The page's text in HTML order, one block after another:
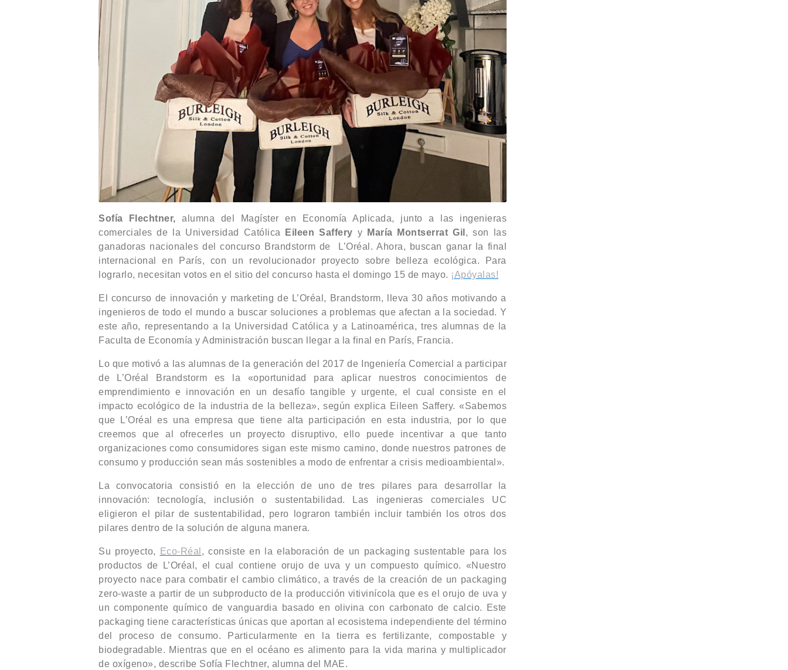
Sofía Flechtner, alumna del Magíster en Economía Aplicada, junto a las ingenieras
comerciales de la Universidad Católica
Eileen Saffery y María Montserrat Gil , son las
ganadoras nacionales del concurso Brandstorm de L’Oréal. Ahora, buscan ganar la final
internacional en París, con un revolucionador proyecto sobre belleza ecológica. Para
lograrlo, necesitan votos en el sitio del concurso hasta el domingo 15 de mayo. ¡Apóyalas!
El concurso de innovación y marketing de L’Oréal, Brandstorm, lleva 30 años motivando a
ingenieros de todo el mundo a buscar soluciones a problemas que afectan a la sociedad. Y
este año, representando a la Universidad Católica y a Latinoamérica, tres alumnas de la
Faculta de Economía y Administración buscan llegar a la final en París, Francia.
Lo que motivó a las alumnas de la generación del 2017 de Ingeniería Comercial a participar
de L’Oréal Brandstorm es la «oportunidad para aplicar nuestros conocimientos de
emprendimiento e innovación en un desafío tangible y urgente, el cual consiste en el
impacto ecológico de la industria de la belleza», según explica Eileen Saffery. «Sabemos
que L’Oréal es una empresa que tiene alta participación en esta industria, por lo que
creemos que al ofrecerles un proyecto disruptivo, ello puede incentivar a que tanto
organizaciones como consumidores sigan este mismo camino, donde nuestros patrones de
consumo y producción sean más sostenibles a modo de enfrentar a crisis medioambiental».
La convocatoria consistió en la elección de uno de tres pilares para desarrollar la
innovación: tecnología, inclusión o sustentabilidad. Las ingenieras comerciales UC
eligieron el pilar de sustentabilidad, pero lograron también incluir también los otros dos
pilares dentro de la solución de alguna manera.
Su proyecto, Eco-Réal , consiste en la elaboración de un packaging sustentable para los
productos de L’Oréal, el cual contiene orujo de uva y un compuesto químico. «Nuestro
proyecto nace para combatir el cambio climático, a través de la creación de un packaging
zero-waste a partir de un subproducto de la producción vitivinícola que es el orujo de uva y
un componente químico de vanguardia basado en olivina con carbonato de calcio. Este
packaging tiene características únicas que aportan al ecosistema independiente del término
del proceso de consumo. Particularmente en la tierra es fertilizante, compostable y
biodegradable. Mientras que en el océano es alimento para la vida marina y multiplicador
de oxígeno», describe Sofía Flechtner, alumna del MAE.